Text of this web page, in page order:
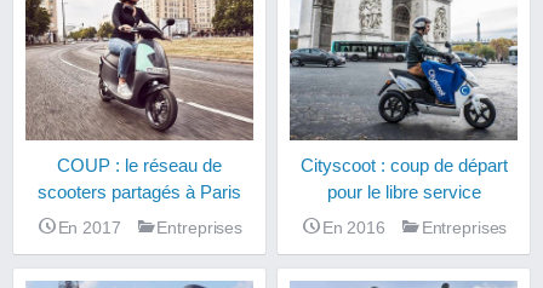
COUP : le réseau de
scooters partagés à Paris
En 2017 Entreprises
Cityscoot : coup de départ
pour le libre service
En 2016 Entreprises